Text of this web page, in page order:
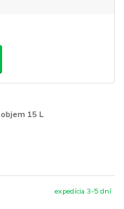
15 L
expedícia 3-5 dní